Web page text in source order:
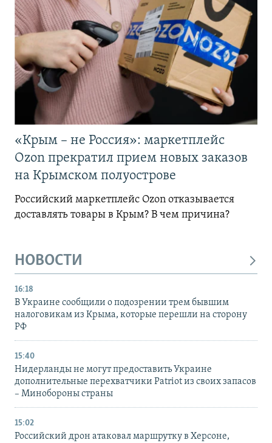
«Крым – не Россия»: маркетплейс
Ozon прекратил прием новых заказов
на Крымском полуострове
Российский маркетплейс Ozon отказывается
доставлять товары в Крым? В чем причина?
НОВОСТИ
16:18
В Украине сообщили о подозрении трем бывшим
налоговикам из Крыма, которые перешли на сторону
РФ
15:40
Нидерланды не могут предоставить Украине
дополнительные перехватчики Patriot из своих запасов
– Минобороны страны
15:02
Российский дрон атаковал маршрутку в Херсоне,